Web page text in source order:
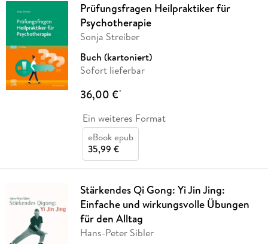
Prüfungsfragen Heilpraktiker für
Psychotherapie
Sonja Streiber
Buch (kartoniert)
Sofort lieferbar
36,00 €*
Ein weiteres Format
eBook epub
35,99 €
Stärkendes Qi Gong: Yi Jin Jing:
Einfache und wirkungsvolle Übungen
für den Alltag
Hans-Peter Sibler